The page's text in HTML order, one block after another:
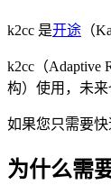
k2cc 是开途 （
k2cc（
构）使用，未来
如果您只需要
为什么需